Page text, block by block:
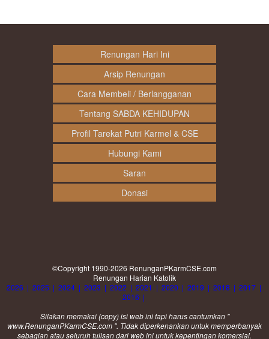
Renungan Hari Ini
Arsip Renungan
Cara Membeli / Berlangganan
Tentang SABDA KEHIDUPAN
Profil Tarekat Putri Karmel & CSE
Hubungi Kami
Saran
Donasi
©Copyright 1990-2026 RenunganPKarmCSE.com
Renungan Harian Katolik
2026 | 2025 | 2024 | 2023 | 2022 | 2021 | 2020 | 2019 | 2018 | 2017 |
2016 |
Silakan memakai (copy) isi web ini tapi harus cantumkan "
www.RenunganPKarmCSE.com ". Tidak diperkenankan untuk memperbanyak
sebagian atau seluruh tulisan dari web ini untuk kepentingan komersial.